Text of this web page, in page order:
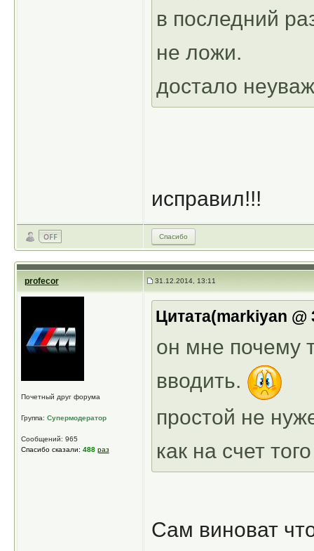
в последний
не ложи.
достало
исправил!!!
Спасибо
profecor 31.12.2014, 13:11
Почетный друг форума
Группа: Супермодератор
Сообщений: 965
Спасибо сказали: 488 раз
Цитата(markiyan @
он мне почему
вводить.
простой не
как на счет
Сам виноват